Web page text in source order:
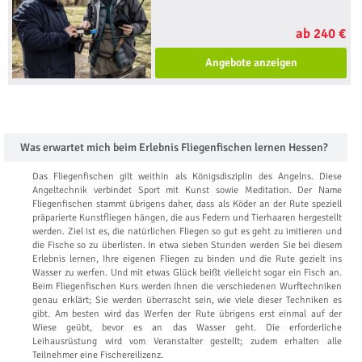
ab 240 €
Angebote anzeigen
Was erwartet mich beim Erlebnis Fliegenfischen lernen Hessen?
Das Fliegenfischen gilt weithin als Königsdisziplin des Angelns. Diese
Angeltechnik verbindet Sport mit Kunst sowie Meditation. Der Name
Fliegenfischen stammt übrigens daher, dass als Köder an der Rute speziell
präparierte Kunstfliegen hängen, die aus Federn und Tierhaaren hergestellt
werden. Ziel ist es, die natürlichen Fliegen so gut es geht zu imitieren und
die Fische so zu überlisten. In etwa sieben Stunden werden Sie bei diesem
Erlebnis lernen, Ihre eigenen Fliegen zu binden und die Rute gezielt ins
Wasser zu werfen. Und mit etwas Glück beißt vielleicht sogar ein Fisch an.
Beim Fliegenfischen Kurs werden Ihnen die verschiedenen Wurftechniken
genau erklärt; Sie werden überrascht sein, wie viele dieser Techniken es
gibt. Am besten wird das Werfen der Rute übrigens erst einmal auf der
Wiese geübt, bevor es an das Wasser geht. Die erforderliche
Leihausrüstung wird vom Veranstalter gestellt; zudem erhalten alle
Teilnehmer eine Fischereilizenz.